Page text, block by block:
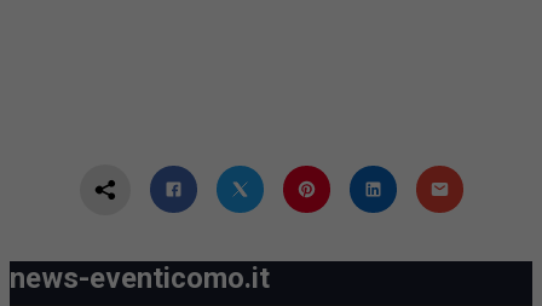
news-eventicomo.it